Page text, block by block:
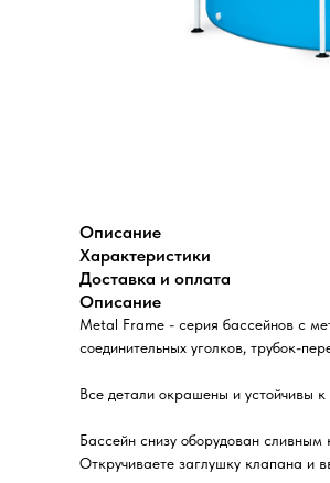
Описание
Характеристики
Доставка и оплата
Описание
Metal Frame - серия бассейнов с
соединительных уголков, трубок-
Все детали окрашены и устойчивы
Бассейн снизу оборудован
Откручиваете заглушку клапана и